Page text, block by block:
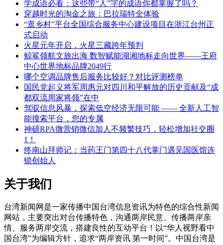
学成语必看：这些带“人”字的成语你都掌握了吗？
穿越时光的淘金之旅：巴拉瑞特全体验
“逛乡村”平台全国综合服务中心建设项目在浙江台州正
式启动
火星元年开启，火星三藏跨年预判
鲸鲨领航文旅出海 数智赋能湖湘地标走向世界——王府
中心世界地标品牌2049行
哪个空调品牌售后服务比较好？对比评测榜单
国民党起义将军周惠元对四川和平解放的历史贡献及“成
都双流周家将领”在中
驾驭信息风暴，探索低空经济无限可能 —— 全新人工智
能搜索平台，您的专属
神硕RPA微营销微信加人不频繁技巧，轻松增加社交圈
1！
终南山拜师记：当药王门第四十八代掌门遇见国医馆连
锁创始人
关于我们
台湾新闻网是一家传播中国台湾信息资讯为特色的综合性新闻
网站，主要突出对台传播特色，沟通两岸民意、传播两岸亲
情、服务两岸交流，搭建良性的互动平台！以“华人视野看中
国台湾”为编辑方针，追求“两岸资讯 第一时间”。中国台湾是